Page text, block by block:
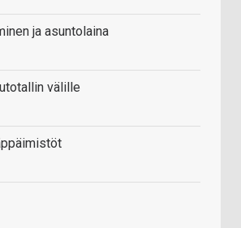
ja asuntolaina
välille